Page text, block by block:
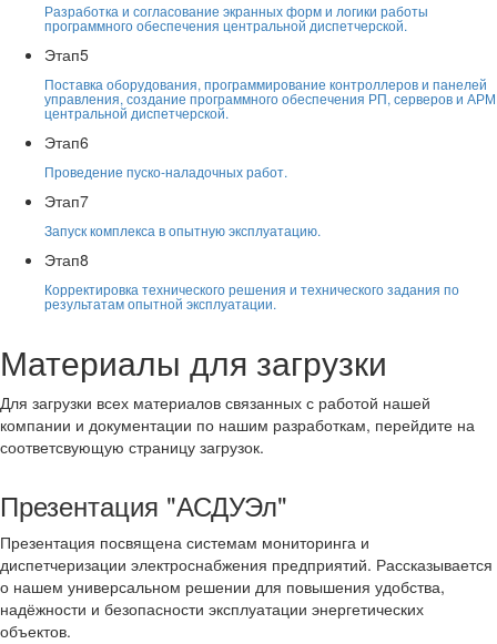
Разработка и согласование экранных форм и логики работы
программного обеспечения центральной диспетчерской.
Этап5
Поставка оборудования, программирование контроллеров и панелей
управления, создание программного обеспечения РП, серверов и АРМ
центральной диспетчерской.
Этап6
Проведение пуско-наладочных работ.
Этап7
Запуск комплекса в опытную эксплуатацию.
Этап8
Корректировка технического решения и технического задания по
результатам опытной эксплуатации.
Материалы для загрузки
Для загрузки всех материалов связанных с работой нашей
компании и документации по нашим разработкам, перейдите на
соответсвующую страницу загрузок.
Презентация "АСДУЭл"
Презентация посвящена системам мониторинга и
диспетчеризации электроснабжения предприятий. Рассказывается
о нашем универсальном решении для повышения удобства,
надёжности и безопасности эксплуатации энергетических
объектов.